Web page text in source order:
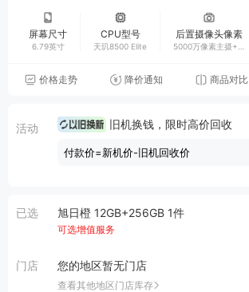
屏幕尺寸
6.79英寸
CPU型号
天玑8500 Elite
后置摄像头像素
5000万像素主摄+5
价格走势 降价通知 商品对比
活动 旧机换钱，限时高价回收
付款价=新机价-旧机回收价
已选 旭日橙 12GB+256GB 1件
可选增值服务
门店 您的地区暂无门店
查看其他地区门店库存